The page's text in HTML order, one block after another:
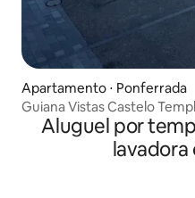
Apartamento ⋅ Ponferrada
Guiana Vistas Castelo
Aluguel por
lavadora